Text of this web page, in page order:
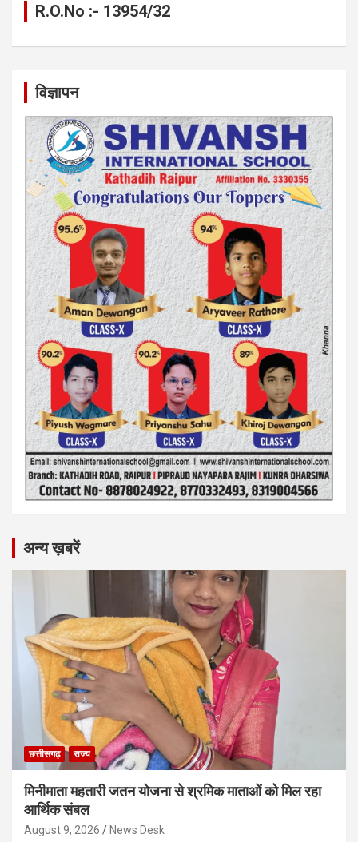
R.O.No :- 13954/32
विज्ञापन
अन्य ख़बरें
छत्तीसगढ़ राज्य
मिनीमाता महतारी जतन योजना से श्रमिक माताओं को मिल रहा
आर्थिक संबल
August 9, 2026 News Desk